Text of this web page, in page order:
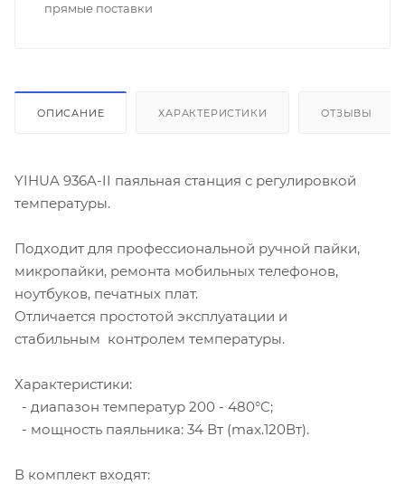
прямые поставки
ОПИСАНИЕ ХАРАКТЕРИСТИКИ ОТЗЫВЫ
YIHUA 936A-II паяльная станция с регулировкой
температуры.
Подходит для профессиональной ручной пайки,
микропайки, ремонта мобильных телефонов,
ноутбуков, печатных плат.
Отличается простотой эксплуатации и
стабильным контролем температуры.
Характеристики:
- диапазон температур 200 - 480°C;
- мощность паяльника: 34 Вт (max.120Вт).
В комплект входят: